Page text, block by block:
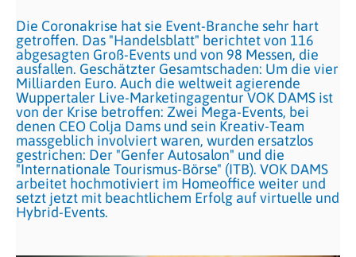
Die Coronakrise hat sie Event-Branche sehr hart
getroffen. Das "Handelsblatt" berichtet von 116
abgesagten Groß-Events und von 98 Messen, die
ausfallen. Geschätzter Gesamtschaden: Um die vier
Milliarden Euro. Auch die weltweit agierende
Wuppertaler Live-Marketingagentur VOK DAMS ist
von der Krise betroffen: Zwei Mega-Events, bei
denen CEO Colja Dams und sein Kreativ-Team
massgeblich involviert waren, wurden ersatzlos
gestrichen: Der "Genfer Autosalon" und die
"Internationale Tourismus-Börse" (ITB). VOK DAMS
arbeitet hochmotiviert im Homeoffice weiter und
setzt jetzt mit beachtlichem Erfolg auf virtuelle und
Hybrid-Events.